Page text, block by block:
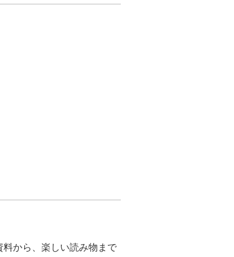
から、楽しい読み物まで